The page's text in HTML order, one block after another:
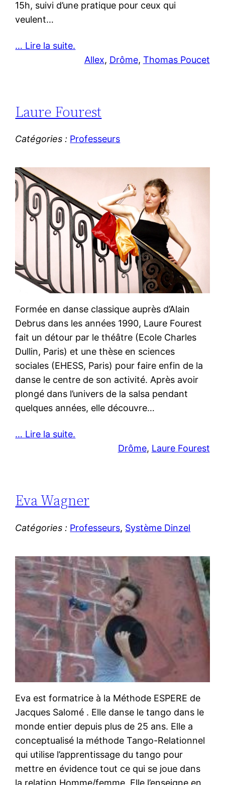
15h, suivi d’une pratique pour ceux qui
veulent…
… Lire la suite.
Allex, Drôme, Thomas Poucet
Laure Fourest
Catégories : Professeurs
Formée en danse classique auprès d’Alain
Debrus dans les années 1990, Laure Fourest
fait un détour par le théâtre (Ecole Charles
Dullin, Paris) et une thèse en sciences
sociales (EHESS, Paris) pour faire enfin de la
danse le centre de son activité. Après avoir
plongé dans l’univers de la salsa pendant
quelques années, elle découvre…
… Lire la suite.
Drôme, Laure Fourest
Eva Wagner
Catégories : Professeurs, Système Dinzel
Eva est formatrice à la Méthode ESPERE de
Jacques Salomé . Elle danse le tango dans le
monde entier depuis plus de 25 ans. Elle a
conceptualisé la méthode Tango-Relationnel
qui utilise l’apprentissage du tango pour
mettre en évidence tout ce qui se joue dans
la relation Homme/femme. Elle l’enseigne en